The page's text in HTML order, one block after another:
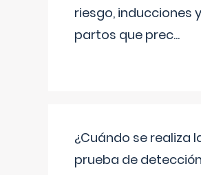
riesgo, inducciones y
partos que prec...
¿Cuándo se realiza
prueba de